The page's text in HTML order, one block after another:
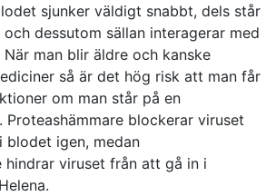
sjunker väldigt snabbt, dels står
dessutom sällan interagerar med
man blir äldre och kanske
så är det hög risk att man får
om man står på en
Proteashämmare blockerar viruset
igen, medan
hindrar viruset från att gå in i